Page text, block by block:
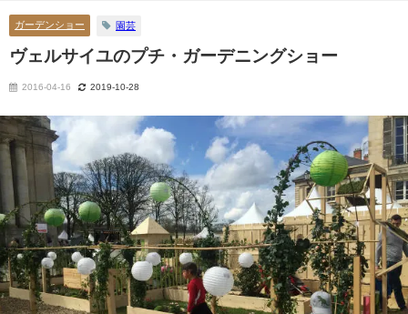
ガーデンショー 園芸
ヴェルサイユのプチ・ガーデニングショー
2016-04-16 2019-10-28